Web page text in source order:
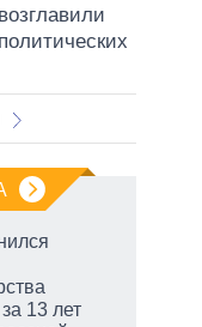
13 лет